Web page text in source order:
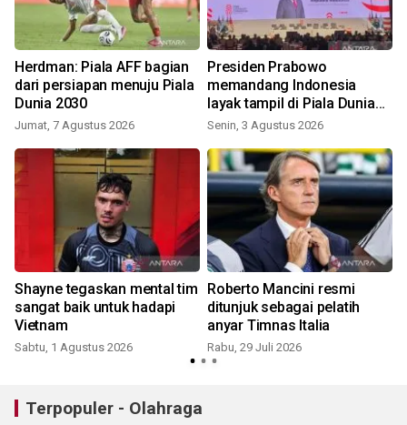
Herdman: Piala AFF bagian
dari persiapan menuju Piala
Dunia 2030
Jumat, 7 Agustus 2026
Presiden Prabowo
memandang Indonesia
layak tampil di Piala Dunia
2030
Senin, 3 Agustus 2026
Shayne tegaskan mental tim
sangat baik untuk hadapi
Vietnam
Sabtu, 1 Agustus 2026
Roberto Mancini resmi
ditunjuk sebagai pelatih
anyar Timnas Italia
Rabu, 29 Juli 2026
Terpopuler - Olahraga